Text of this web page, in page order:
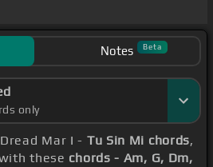
Notes Beta
only
Mar I - Tu Sin Mi chords,
these chords - Am, G, Dm,